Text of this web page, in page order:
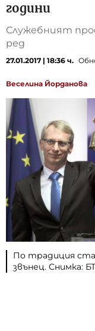
години
Служебният
ред
27.01.2017 | 18:36 ч.
Веселина Йорданова
По традиция
звънец. Снимка: